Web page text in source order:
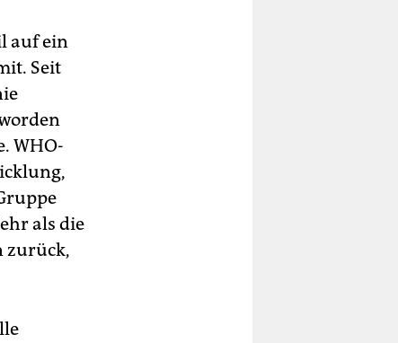
auf ein
Seit
WHO-
als die
zurück,